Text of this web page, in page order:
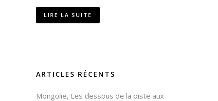
LIRE LA SUITE
ARTICLES RÉCENTS
Mongolie, Les dessous de la piste aux